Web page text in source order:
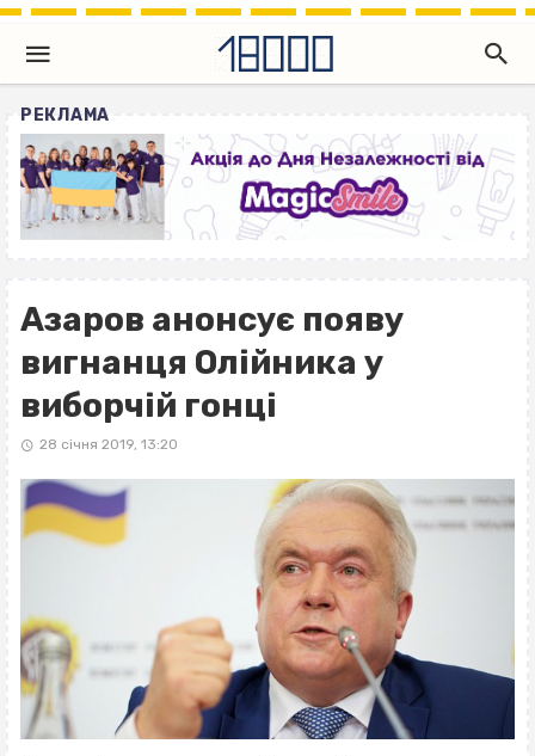
РЕКЛАМА
Азаров анонсує появу
вигнанця Олійника у
виборчій гонці
28 січня 2019, 13:20